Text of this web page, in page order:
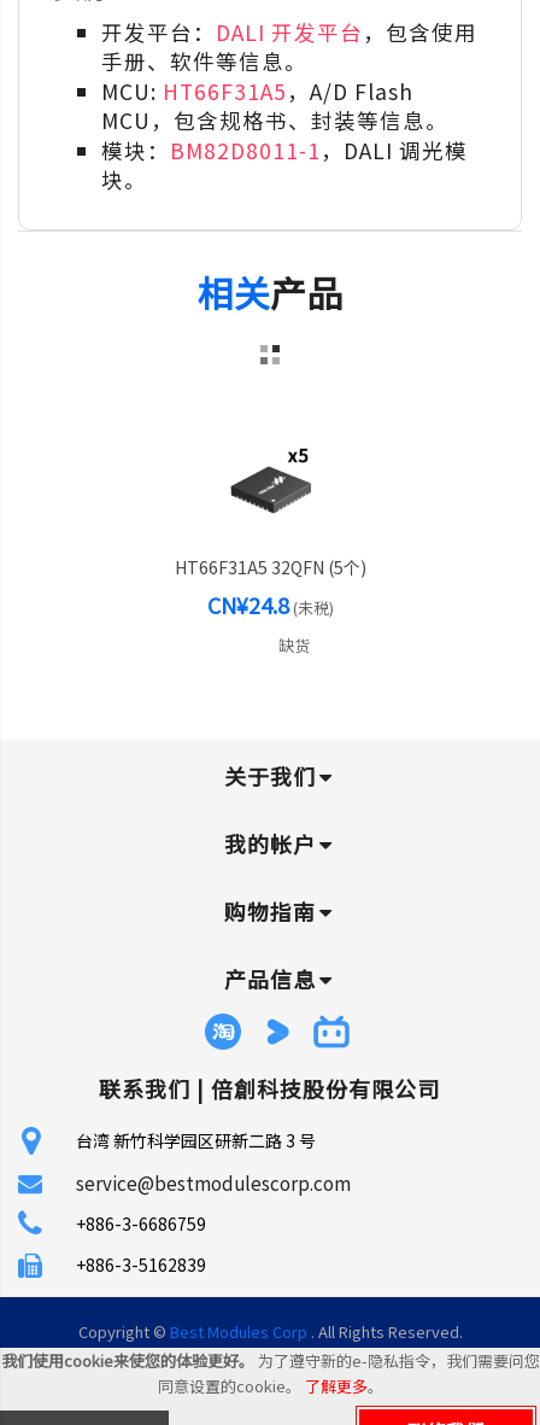
我们使用cookie来使您的体验更好。 为了遵守新的e-隐私指令，我们需要问您
同意设置的cookie。 了解更多。
开发平台： DALI 开发平台 ，包含使用
手册、软件等信息。
MCU: HT66F31A5 ，A/D Flash
MCU，包含规格书、封装等信息。
模块： BM82D8011-1 ，DALI 调光模
块。
相关产品
HT66F31A5 32QFN (5个)
CN¥24.8(未税)
缺货
关于我们
我的帐户
购物指南
产品信息
联系我们 | 倍創科技股份有限公司
台湾 新竹科学园区研新二路 3 号
service@bestmodulescorp.com
+886-3-6686759
+886-3-5162839
Copyright © Best Modules Corp . All Rights Reserved.
| 网站地图